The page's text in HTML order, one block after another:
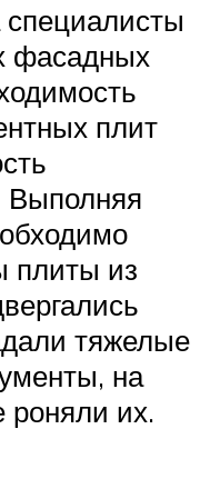
фасадных
плит
Выполняя
плиты из
тяжелые
на
роняли их.